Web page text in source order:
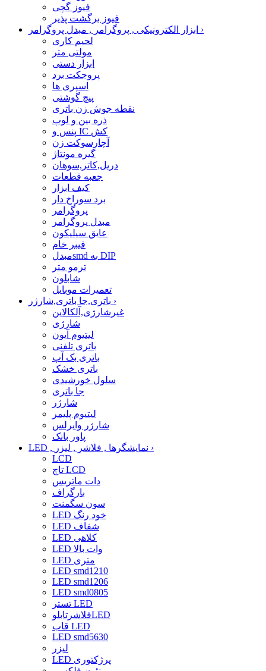
فیوز گچی
فیوز برگشت پذیر
›
لحیم کاری
مولتی متر
ابزار دستی
پروجکت برد
اسپری ها
پیچ گوشتی
نقطه جوش زن باتری
ذره بین و لوپ
پنس و IC کش
آچارسوکت زن
گیره مونتاژ
دریل,کاتر,سوهان
جعبه قطعات
کیف ابزار
برد سوراخ دار
پروگرامر
مبدل پروگرامر
عایق سیلیکون
فیبر خام
مبدلsmd به DIP
ترمو متر
شابلون
تعمیرات موبایل
›
غیرشارژی,آلکالاین
شارژی
لیتیوم آیون
باتری تلفنی
باتری بک آپ
باتری خشک
سلول خورشیدی
جا باتری
شارژر
لیتیوم پلیمر
شارژر وایرلس
پاور بانک
›
LCD
تاچ LCD
دات ماتریس
بارگراف
سون سگمنت
LED خود رنگ
LED شفاف
LED کلاهی
LED وات بالا
LED متری
LED smd1210
LED smd1206
LED smd0805
تستر LED
فلاشرتابلوLED
قاب LED
LED smd5630
لیزر
LED پرژکتوری